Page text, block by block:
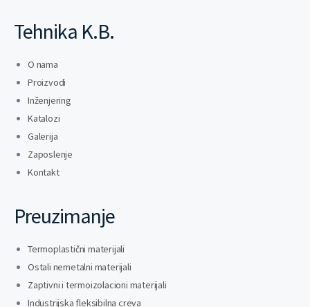
Tehnika K.B.
O nama
Proizvodi
Inženjering
Katalozi
Galerija
Zaposlenje
Kontakt
Preuzimanje
Termoplastični materijali
Ostali nemetalni materijali
Zaptivni i termoizolacioni materijali
Industrijska fleksibilna creva